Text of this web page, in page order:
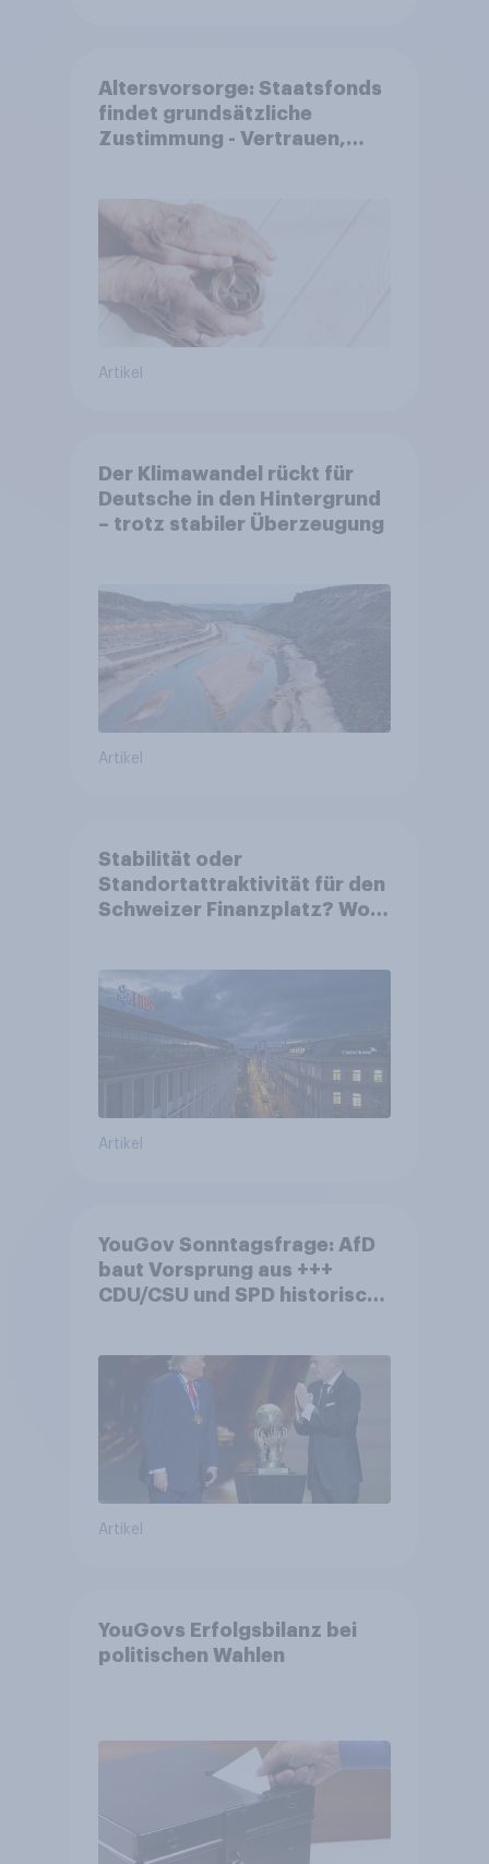
Altersvorsorge: Staatsfonds
findet grundsätzliche
Zustimmung - Vertrauen,
Akzeptanz
Artikel
Der Klimawandel rückt für
Deutsche in den Hintergrund
– trotz stabiler Überzeugung
Artikel
Stabilität oder
Standortattraktivität für den
Schweizer Finanzplatz? Wo
von Grossbanken steht
Artikel
YouGov Sonntagsfrage: AfD
baut Vorsprung aus +++
CDU/CSU und SPD historisch
Fußball-WM ohne Politik
Artikel
YouGovs Erfolgsbilanz bei
politischen Wahlen